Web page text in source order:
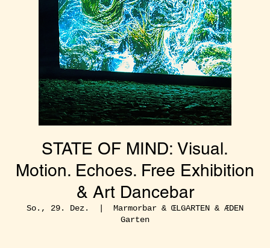
STATE OF MIND: Visual.
Motion. Echoes. Free Exhibition
& Art Dancebar
So., 29. Dez.
  |
Marmorbar & ŒLGARTEN & ÆDEN
Garten